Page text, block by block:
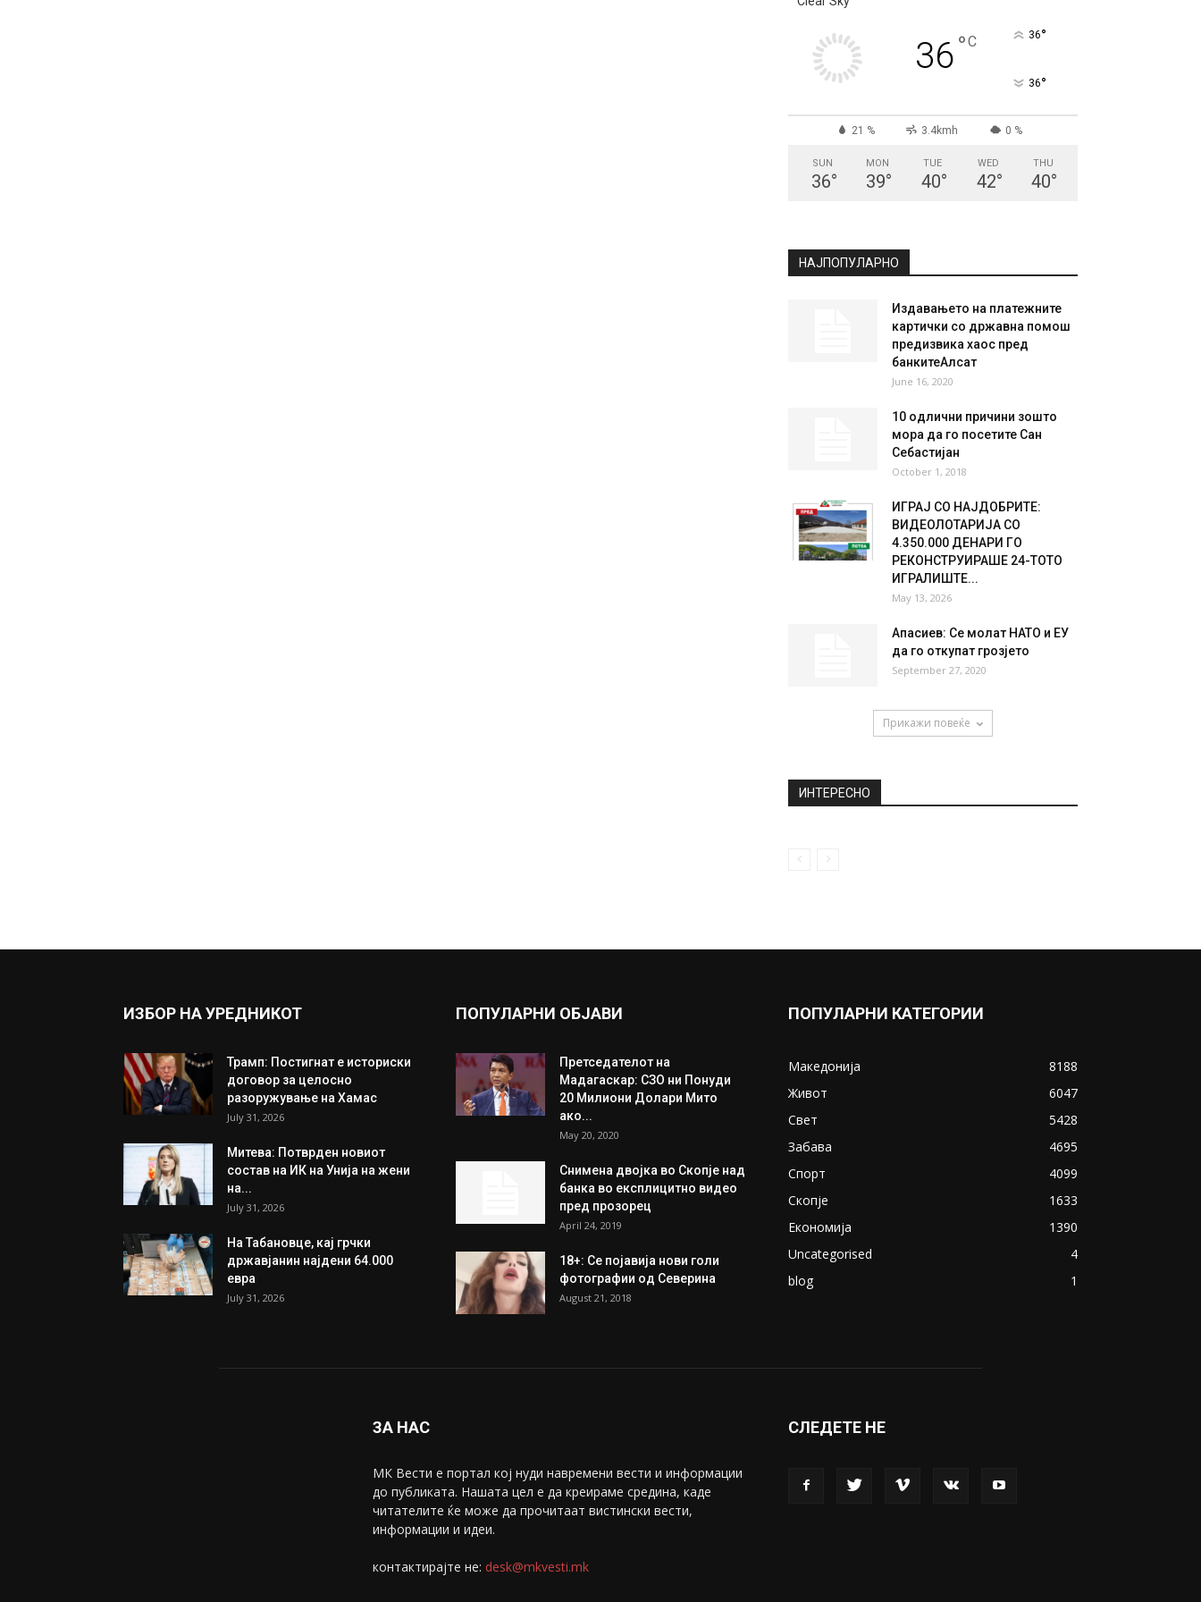
36°C 36°
36°
21 % 3.4kmh 0 %
SUN
36°
MON
39°
TUE
40°
WED
42°
THU
40°
НАЈПОПУЛАРНО
Издавањето на платежните
картички со државна помош
предизвика хаос пред
банкитеАлсат
June 16, 2020
10 одлични причини зошто
мора да го посетите Сан
Себастијан
October 1, 2018
ИГРАЈ СО НАЈДОБРИТЕ:
ВИДЕОЛОТАРИЈА СО
4.350.000 ДЕНАРИ ГО
РЕКОНСТРУИРАШЕ 24-ТОТО
ИГРАЛИШТЕ...
May 13, 2026
Апасиев: Се молат НАТО и ЕУ
да го откупат грозјето
September 27, 2020
Прикажи повеќе
ИНТЕРЕСНО
ИЗБОР НА УРЕДНИКОТ
Трамп: Постигнат е историски
договор за целосно
разоружување на Хамас
July 31, 2026
Митева: Потврден новиот
состав на ИК на Унија на жени
на...
July 31, 2026
На Табановце, кај грчки
државјанин најдени 64.000
евра
July 31, 2026
ПОПУЛАРНИ ОБЈАВИ
Претседателот на
Мадагаскар: СЗО ни Понуди
20 Милиони Долари Мито
ако...
May 20, 2020
Снимена двојка во Скопје над
банка во експлицитно видео
пред прозорец
April 24, 2019
18+: Се појавија нови голи
фотографии од Северина
August 21, 2018
ПОПУЛАРНИ КАТЕГОРИИ
Македонија
8188
Живот
6047
Свет
5428
Забава
4695
Спорт
4099
Скопје
1633
Економија
1390
Uncategorised
4
blog
1
ЗА НАС
МК Вести е портал коj нуди навремени вести и информации
до публиката. Нашата цел е да креираме средина, каде
читателите ќе може да прочитаат вистински вести,
информации и идеи.
контактирајте не: desk@mkvesti.mk
СЛЕДЕТЕ НЕ